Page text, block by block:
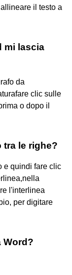
il testo a
mi lascia
da
clic sulle
o dopo il
tra le righe?
e quindi fare clic
l'interlinea
per digitare
Word?